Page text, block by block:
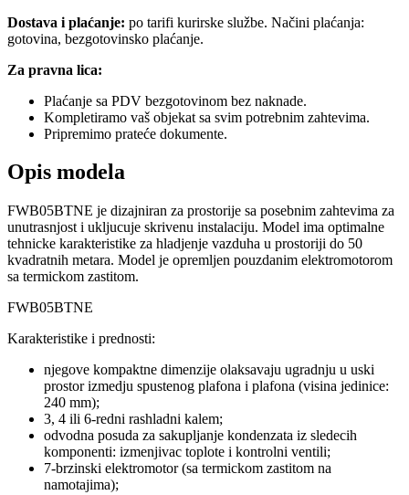
Dostava i plaćanje: po tarifi kurirske službe. Načini plaćanja:
gotovina, bezgotovinsko plaćanje.
Za pravna lica:
Plaćanje sa PDV bezgotovinom bez naknade.
Kompletiramo vaš objekat sa svim potrebnim zahtevima.
Pripremimo prateće dokumente.
Opis modela
FWB05BTNE je dizajniran za prostorije sa posebnim zahtevima za
unutrasnjost i ukljucuje skrivenu instalaciju. Model ima optimalne
tehnicke karakteristike za hladjenje vazduha u prostoriji do 50
kvadratnih metara. Model je opremljen pouzdanim elektromotorom
sa termickom zastitom.
FWB05BTNE
Karakteristike i prednosti:
njegove kompaktne dimenzije olaksavaju ugradnju u uski
prostor izmedju spustenog plafona i plafona (visina jedinice:
240 mm);
3, 4 ili 6-redni rashladni kalem;
odvodna posuda za sakupljanje kondenzata iz sledecih
komponenti: izmenjivac toplote i kontrolni ventili;
7-brzinski elektromotor (sa termickom zastitom na
namotajima);